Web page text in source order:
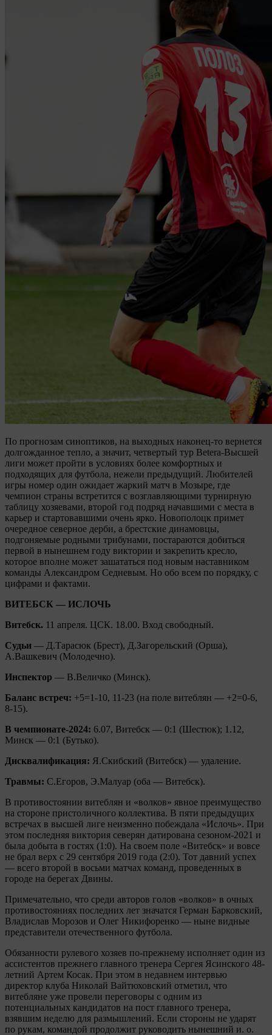
По прогнозам синоптиков, на выходных наконец-то вернется
долгожданное тепло, а значит, четвертый тур Betera-Высшей
лиги может пройти в условиях более комфортных и
подходящих для футбола, нежели предыдущий. Любителей
игры номер один ожидает жаркий матч в Мозыре, где
чемпион страны встретится с возглавляющими турнирную
таблицу хозяевами, второй год подряд начавшими с места в
карьер и стартовавшими очень ярко. Новополоцк примет
очередное северное дерби, а брестские динамовцы,
подгоняемые родными трибунами, постараются добиться
первой в нынешнем году виктории и закрепить кресло,
которое вполне может зашататься под новым наставником
команды Александром Седневым. Но обо всем по порядку, с
цифрами и фактами.
ВИТЕБСК — ИСЛОЧЬ
Витебск. 11 апреля. ЦСК. 18.00. Вход свободный.
Судьи — Д.Тарасюк (Брест), Д.Загорельский (Орша),
А.Вашкевич (Молодечно).
Инспектор — В.Величко (Минск).
Баланс встреч: +5=1-10, 11-23 (на поле витеблян — +2=0-6,
8-15).
В чемпионате-2024: 6.07, Витебск — 0:1 (Шестюк); 1.12,
Минск — 0:1 (Бутько).
Дисквалификация: Я.Скибский (Витебск) — удаление.
Травмы: С.Егоров, Э.Малуар (оба — Витебск).
В противостоянии витеблян и «волков» явное преимущество
на стороне пристоличного коллектива. В пяти предыдущих
встречах в высшей лиге неизменно побеждала «Ислочь». При
этом последняя виктория северян датирована сезоном-2021 и
была добыта в гостях (1:0). На своем поле «Витебск» и вовсе
не брал верх с 29 сентября 2019 года (2:0). Тот давний успех
— всего второй в восьми матчах команд, проведенных в
городе на берегах Двины.
Примечательно, что среди авторов голов «волков» в очных
противостояниях последних лет значатся Герман Барковский,
Владислав Морозов и Олег Никифоренко — ныне видные
представители отечественного футбола.
Обязанности рулевого хозяев по-прежнему исполняет один из
ассистентов прежнего главного тренера Сергея Ясинского 48-
летний Артем Косак. При этом в недавнем интервью
директор клуба Николай Вайтюховский отметил, что
витебляне уже провели переговоры с одним из
потенциальных кандидатов на пост главного тренера,
взявшим неделю для размышлений. Если стороны не ударят
по рукам, командой продолжит руководить нынешний и. о.